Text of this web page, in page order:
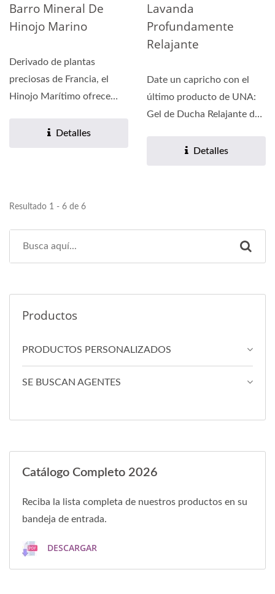
Barro Mineral De
Hinojo Marino
Derivado de plantas
preciosas de Francia, el
Hinojo Marítimo ofrece
nutrientes...Detalles
Lavanda
Profundamente
Relajante
Date un capricho con el
último producto de UNA:
Gel de Ducha Relajante de
Detalles
Resultado 1 - 6 de 6
Productos
PRODUCTOS PERSONALIZADOS
SE BUSCAN AGENTES
Catálogo Completo 2026
Reciba la lista completa de nuestros productos en su
bandeja de entrada.
DESCARGAR